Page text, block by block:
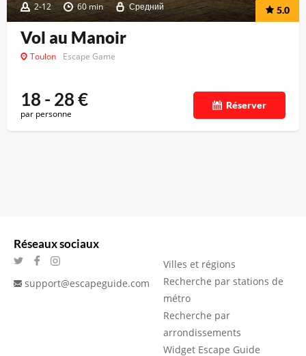
2-12 60 min Средний 5.0
Vol au Manoir
Toulon Escape Game
18 - 28€
par personne
Réserver
Réseaux sociaux
support@escapeguide.com
Villes et régions
Recherche par stations de
métro
Recherche par
arrondissements
Widget Escape Guide